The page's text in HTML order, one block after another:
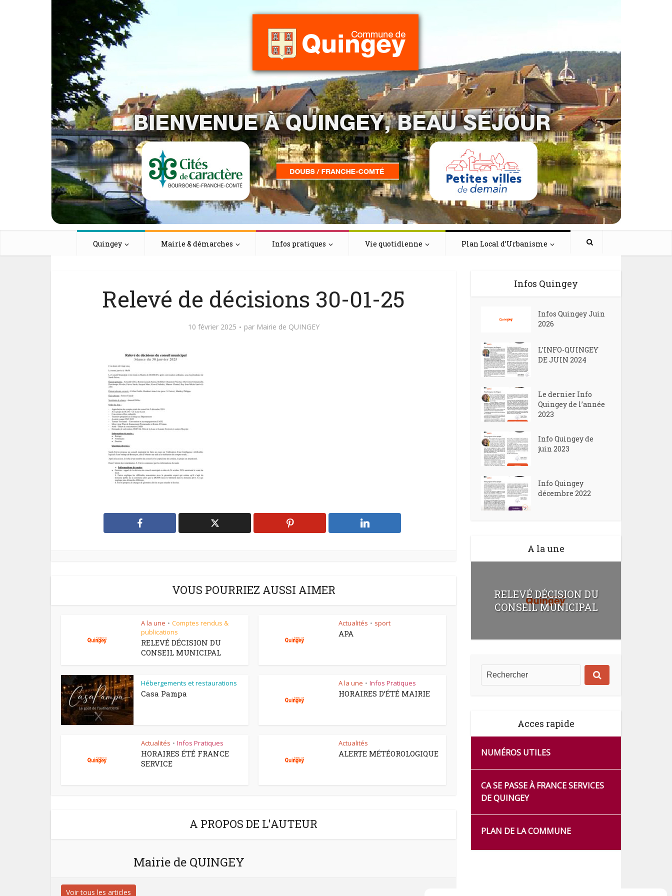
Quingey Mairie & démarches Infos pratiques Vie quotidienne Plan Local d’Urbanisme
Relevé de décisions 30-01-25
10 février 2025 par Mairie de QUINGEY
VOUS POURRIEZ AUSSI AIMER
A la une • Comptes rendus &
publications
RELEVÉ DÉCISION DU
CONSEIL MUNICIPAL
Actualités • sport
APA
Hébergements et restaurations
Casa Pampa
A la une • Infos Pratiques
HORAIRES D’ÉTÉ MAIRIE
Actualités • Infos Pratiques
HORAIRES ÉTÉ FRANCE
SERVICE
Actualités
ALERTE MÉTÉOROLOGIQUE
A PROPOS DE L'AUTEUR
Mairie de QUINGEY
Voir tous les articles
Infos Quingey
Infos Quingey Juin
2026
L’INFO-QUINGEY
DE JUIN 2024
Le dernier Info
Quingey de l’année
2023
Info Quingey de
juin 2023
Info Quingey
décembre 2022
A la une
RELEVÉ DÉCISION DU
CONSEIL MUNICIPAL
Acces rapide
NUMÉROS UTILES
CA SE PASSE À FRANCE SERVICES
DE QUINGEY
PLAN DE LA COMMUNE